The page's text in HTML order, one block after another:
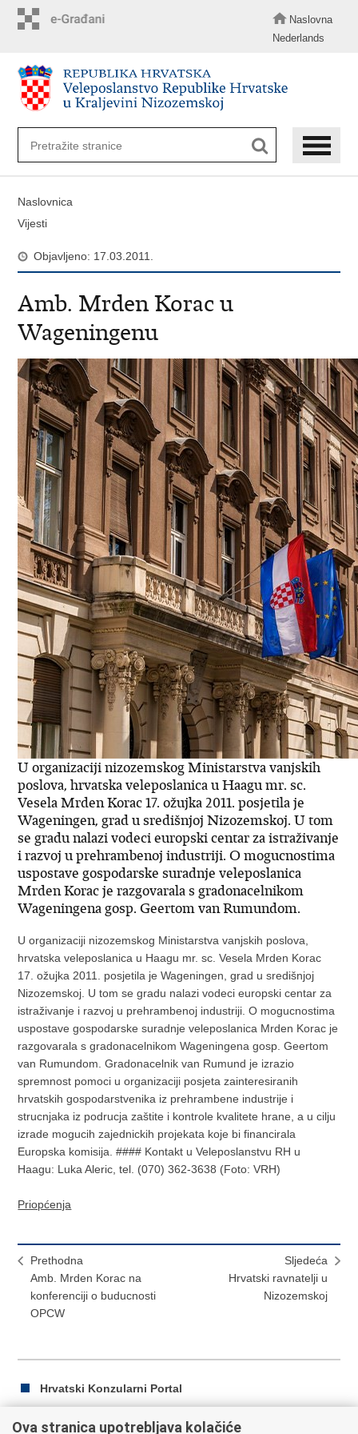
Naslovna
Nederlands
Naslovnica
Vijesti
Objavljeno: 17.03.2011.
Amb. Mrden Korac u
Wageningenu
U organizaciji nizozemskog Ministarstva vanjskih
poslova, hrvatska veleposlanica u Haagu mr. sc.
Vesela Mrden Korac 17. ožujka 2011. posjetila je
Wageningen, grad u središnjoj Nizozemskoj. U tom
se gradu nalazi vodeci europski centar za istraživanje
i razvoj u prehrambenoj industriji. O mogucnostima
uspostave gospodarske suradnje veleposlanica
Mrden Korac je razgovarala s gradonacelnikom
Wageningena gosp. Geertom van Rumundom.
U organizaciji nizozemskog Ministarstva vanjskih poslova,
hrvatska veleposlanica u Haagu mr. sc. Vesela Mrden Korac
17. ožujka 2011. posjetila je Wageningen, grad u središnjoj
Nizozemskoj. U tom se gradu nalazi vodeci europski centar za
istraživanje i razvoj u prehrambenoj industriji. O mogucnostima
uspostave gospodarske suradnje veleposlanica Mrden Korac je
razgovarala s gradonacelnikom Wageningena gosp. Geertom
van Rumundom. Gradonacelnik van Rumund je izrazio
spremnost pomoci u organizaciji posjeta zainteresiranih
hrvatskih gospodarstvenika iz prehrambene industrije i
strucnjaka iz podrucja zaštite i kontrole kvalitete hrane, a u cilju
izrade mogucih zajednickih projekata koje bi financirala
Europska komisija. #### Kontakt u Veleposlanstvu RH u
Haagu: Luka Aleric, tel. (070) 362-3638 (Foto: VRH)
Priopćenja
Prethodna
Amb. Mrden Korac na
konferenciji o buducnosti
OPCW
Sljedeća
Hrvatski ravnatelji u
Nizozemskoj
Hrvatski Konzularni Portal
Ova stranica upotrebljava kolačiće